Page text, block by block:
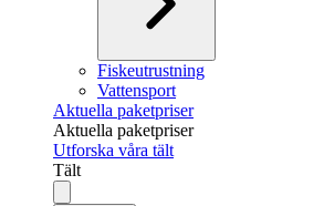
Fiskeutrustning
Vattensport
Aktuella paketpriser
Aktuella paketpriser
Utforska våra tält
Tält